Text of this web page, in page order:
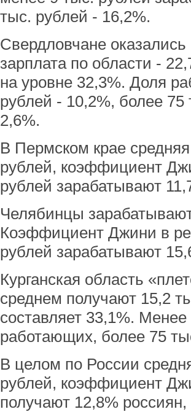
тыс. рублей - 16,2%.
Свердловчане
зарплата по области -
на уровне 32,3%. Доля
рублей - 10,2%, более
2,6%.
В Пермском крае
рублей, коэффициент
рублей зарабатывают
Челябинцы
Коэффициент Джини в
рублей зарабатывают
Курганская область
среднем получают 15,2
составляет 33,1%.
работающих, более 75
В целом по России
рублей, коэффициент
получают 12,8%